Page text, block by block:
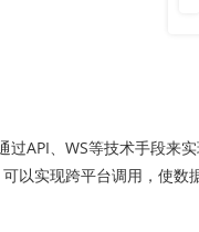
API、WS等技术手段来
以实现跨平台调用，使数